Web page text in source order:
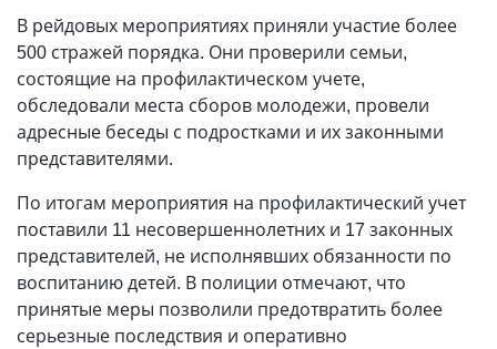
В рейдовых мероприятиях приняли участие более
500 стражей порядка. Они проверили семьи,
состоящие на профилактическом учете,
обследовали места сборов молодежи, провели
адресные беседы с подростками и их законными
представителями.
По итогам мероприятия на профилактический учет
поставили 11 несовершеннолетних и 17 законных
представителей, не исполнявших обязанности по
воспитанию детей. В полиции отмечают, что
принятые меры позволили предотвратить более
серьезные последствия и оперативно